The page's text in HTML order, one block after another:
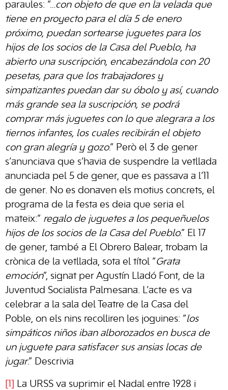
paraules: “…con objeto de que en la velada que
tiene en proyecto para el día 5 de enero
próximo, puedan sortearse juguetes para los
hijos de los socios de la Casa del Pueblo, ha
abierto una suscripción, encabezándola con 20
pesetas, para que los trabajadores y
simpatizantes puedan dar su óbolo y así, cuando
más grande sea la suscripción, se podrá
comprar más juguetes con lo que alegrara a los
tiernos infantes, los cuales recibirán el objeto
con gran alegría y gozo.” Però el 3 de gener
s’anunciava que s’havia de suspendre la vetllada
anunciada pel 5 de gener, que es passava a l’11
de gener. No es donaven els motius concrets, el
programa de la festa es deia que seria el
mateix:” regalo de juguetes a los pequeñuelos
hijos de los socios de la Casa del Pueblo.” El 17
de gener, també a El Obrero Balear, trobam la
crònica de la vetllada, sota el títol “Grata
emoción”, signat per Agustín Lladó Font, de la
Juventud Socialista Palmesana. L’acte es va
celebrar a la sala del Teatre de la Casa del
Poble, on els nins recolliren les joguines: “los
simpáticos niños iban alborozados en busca de
un juguete para satisfacer sus ansias locas de
jugar.” Descrivia
La URSS va suprimir el Nadal entre 1928 i